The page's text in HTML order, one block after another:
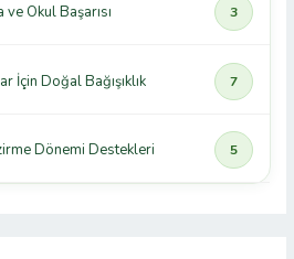
Okul Başarısı 3
İçin Doğal Bağışıklık 7
Dönemi Destekleri 5